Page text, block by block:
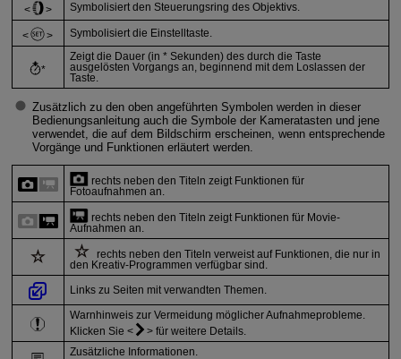
Symbolisiert den Steuerungsring des Objektivs.
Symbolisiert die Einstelltaste.
*
Zeigt die Dauer (in * Sekunden) des durch die Taste
ausgelösten Vorgangs an, beginnend mit dem Loslassen der
Taste.
Zusätzlich zu den oben angeführten Symbolen werden in dieser
Bedienungsanleitung auch die Symbole der Kameratasten und jene
verwendet, die auf dem Bildschirm erscheinen, wenn entsprechende
Vorgänge und Funktionen erläutert werden.
rechts neben den Titeln zeigt Funktionen für
Fotoaufnahmen an.
rechts neben den Titeln zeigt Funktionen für Movie-
Aufnahmen an.
rechts neben den Titeln verweist auf Funktionen, die nur in
den Kreativ-Programmen verfügbar sind.
Links zu Seiten mit verwandten Themen.
Warnhinweis zur Vermeidung möglicher Aufnahmeprobleme.
Klicken Sie
für weitere Details.
Zusätzliche Informationen.